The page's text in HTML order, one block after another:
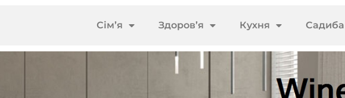
Сім’я Здоров’я Кухня Садиба